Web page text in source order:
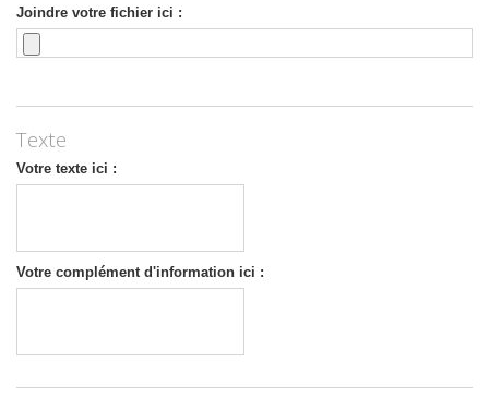
Joindre votre fichier ici :
Texte
Votre texte ici :
Votre complément d'information ici :